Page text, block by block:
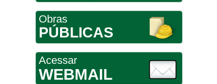
Obras
PÚBLICAS
Acessar
WEBMAIL